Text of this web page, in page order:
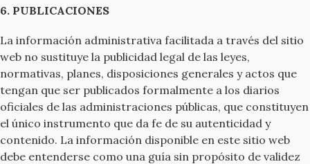
6. PUBLICACIONES
La información administrativa facilitada a través del sitio
web no sustituye la publicidad legal de las leyes,
normativas, planes, disposiciones generales y actos que
tengan que ser publicados formalmente a los diarios
oficiales de las administraciones públicas, que constituyen
el único instrumento que da fe de su autenticidad y
contenido. La información disponible en este sitio web
debe entenderse como una guía sin propósito de validez